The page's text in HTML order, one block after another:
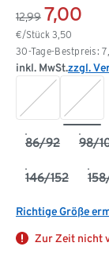
12,99 7,00
€/Stück 3,50
30-Tage-Bestpreis:
inkl. MwSt.zzgl.
86/92 98/
146/152
Richtige Größe
Zur Zeit nicht